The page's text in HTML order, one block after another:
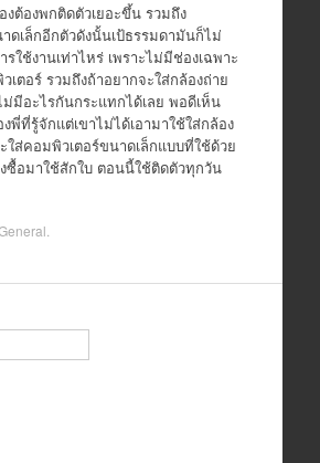
งต้องพกติดตัวเยอะขึ้น รวมถึง
ดเล็กอีกตัวดังนั้นเป้ธรรมดามันก็ไม่
รใช้งานเท่าไหร่ เพราะไม่มีช่องเฉพาะ
เตอร์ รวมถึงถ้าอยากจะใส่กล้องถ่าย
มีอะไรกันกระแทกได้เลย พอดีเห็น
งพี่ที่รู้จักแต่เขาไม่ได้เอามาใช้ใส่กล้อง
ใส่คอมพิวเตอร์ขนาดเล็กแบบที่ใช้ด้วย
ซื้อมาใช้สักใบ​ ตอนนี้ใช้ติดตัวทุกวัน